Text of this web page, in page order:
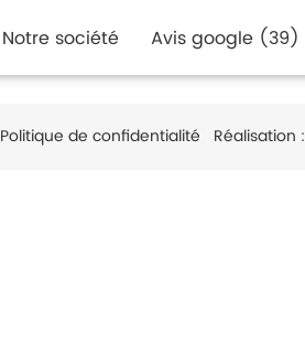
Notre société Avis google (39)
Politique de confidentialité Réalisation :